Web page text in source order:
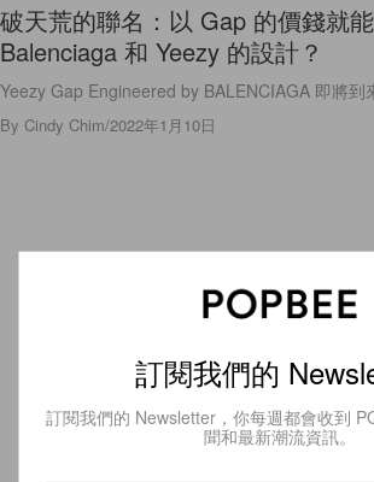
破天荒的聯名：以 Gap 的價錢就
Balenciaga 和 Yeezy 的設計？
Yeezy Gap Engineered by BALENCIAGA 即將到
By Cindy Chim/2022年1月10日
訂閱我們的
訂閱我們的 Newsletter，你每週都會收到
聞和最新潮流資訊。